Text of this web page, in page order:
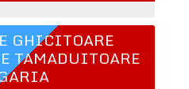
GHICITOARE
TAMADUITOARE